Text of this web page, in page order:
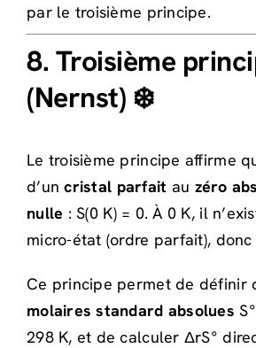
par le troisième principe.
8. Troisième
(Nernst) ❄️
Le troisième principe affirme
d’uncristal parfait au zéro
nulle : S(0 K) = 0. À 0 K, il
micro-état (ordre parfait), donc
Ce principe permet de définir
molaires standard absolues
298 K, et de calculer ΔrS°